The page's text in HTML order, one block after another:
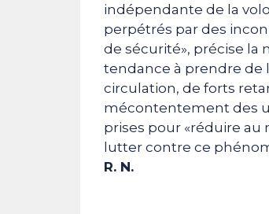
indépendante de la
perpétrés par des
de sécurité», précise la
tendance à prendre de
circulation, de forts
mécontentement des
prises pour «réduire
lutter contre ce
R. N.